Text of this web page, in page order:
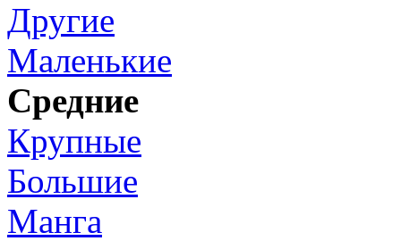
Другие
Маленькие
Средние
Крупные
Большие
Манга